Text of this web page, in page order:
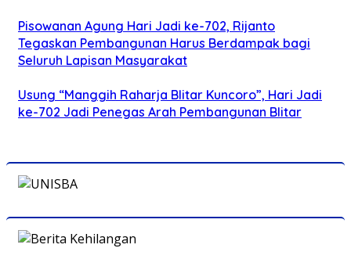
Pisowanan Agung Hari Jadi ke-702, Rijanto
Tegaskan Pembangunan Harus Berdampak bagi
Seluruh Lapisan Masyarakat
Usung “Manggih Raharja Blitar Kuncoro”, Hari Jadi
ke-702 Jadi Penegas Arah Pembangunan Blitar